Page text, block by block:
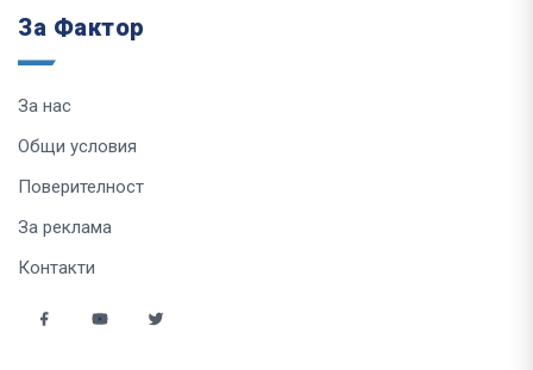
За Фактор
За нас
Общи условия
Поверителност
За реклама
Контакти